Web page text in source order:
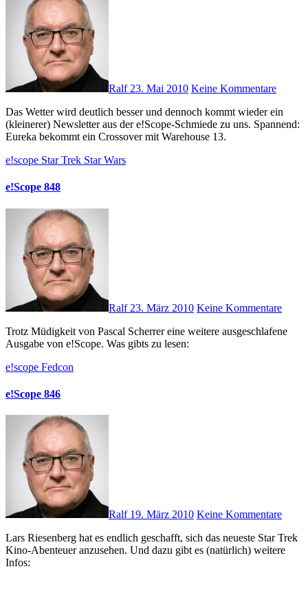
Ralf 23. Mai 2010 Keine Kommentare
Das Wetter wird deutlich besser und dennoch kommt wieder ein
(kleinerer) Newsletter aus der e!Scope-Schmiede zu uns. Spannend:
Eureka bekommt ein Crossover mit Warehouse 13.
e!scope Star Trek Star Wars
e!Scope 848
Ralf 23. März 2010 Keine Kommentare
Trotz Müdigkeit von Pascal Scherrer eine weitere ausgeschlafene
Ausgabe von e!Scope. Was gibts zu lesen:
e!scope Fedcon
e!Scope 846
Ralf 19. März 2010 Keine Kommentare
Lars Riesenberg hat es endlich geschafft, sich das neueste Star Trek
Kino-Abenteuer anzusehen. Und dazu gibt es (natürlich) weitere
Infos: